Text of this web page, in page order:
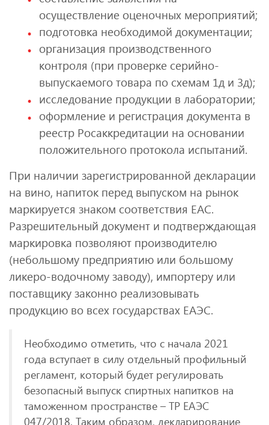
осуществление оценочных мероприятий;
подготовка необходимой документации;
организация производственного
контроля (при проверке серийно-
выпускаемого товара по схемам 1д и 3д);
исследование продукции в лаборатории;
оформление и регистрация документа в
реестр Росаккредитации на основании
положительного протокола испытаний.
При наличии зарегистрированной декларации
на вино, напиток перед выпуском на рынок
маркируется знаком соответствия ЕАС.
Разрешительный документ и подтверждающая
маркировка позволяют производителю
(небольшому предприятию или большому
ликеро-водочному заводу), импортеру или
поставщику законно реализовывать
продукцию во всех государствах ЕАЭС.
Необходимо отметить, что с начала 2021
года вступает в силу отдельный профильный
регламент, который будет регулировать
безопасный выпуск спиртных напитков на
таможенном пространстве – ТР ЕАЭС
047/2018. Таким образом, декларирование